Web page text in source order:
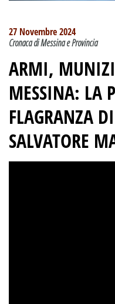
27 Novembre 2024
Cronaca di Messina e Provincia
ARMI,
MESSINA: LA
FLAGRANZA
SALVATORE